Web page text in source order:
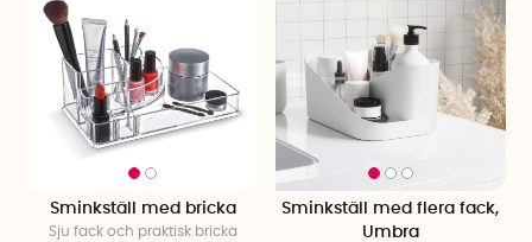
Sminkställ med bricka
Sju fack och praktisk bricka
Sminkställ med flera fack,
Umbra